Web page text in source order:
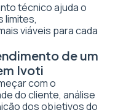
técnico ajuda o
limites,
viáveis para cada
de um
Ivoti
com o
do cliente, análise
dos objetivos do